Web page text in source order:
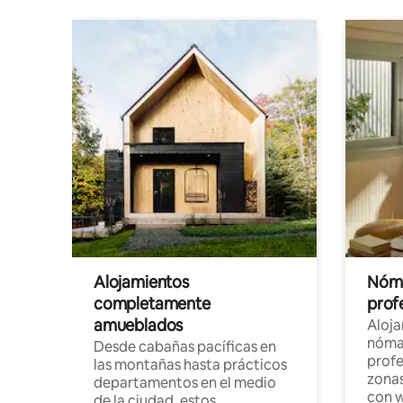
Alojamientos
completamente
amueblados
Desde cabañas pacíficas en
las montañas hasta prácticos
departamentos en el medio
con